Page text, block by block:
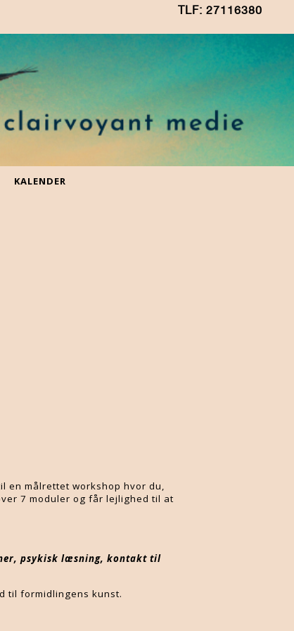
TLF: 27116380
KALENDER
en målrettet workshop hvor du,
7 moduler og får lejlighed til at
psykisk læsning, kontakt til
til formidlingens kunst.